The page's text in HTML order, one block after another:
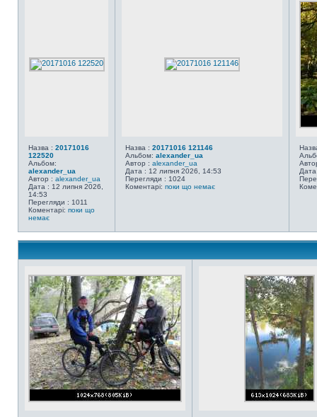
Назва : 20171016
122520
Альбом:
alexander_ua
Автор : alexander_ua
Дата : 12 липня 2026,
14:53
Перегляди : 1011
Коментарі: поки що
немає
Назва : 20171016 121146
Альбом: alexander_ua
Автор : alexander_ua
Дата : 12 липня 2026, 14:53
Перегляди : 1024
Коментарі: поки що немає